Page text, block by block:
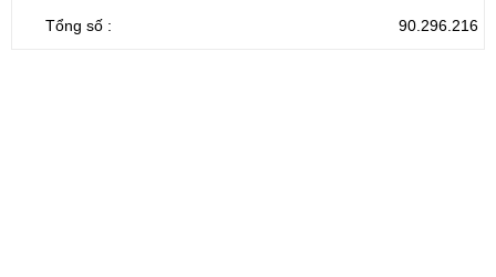
Tổng số :
90.296.216